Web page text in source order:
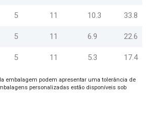
5 11 10.3 33.8
5 11 6.9 22.6
5 11 5.3 17.4
embalagem podem apresentar uma tolerância de
personalizadas estão disponíveis sob